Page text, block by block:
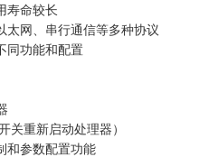
寿命较长
太网、串行通信等多种协议
同功能和配置
关重新启动处理器）
和参数配置功能